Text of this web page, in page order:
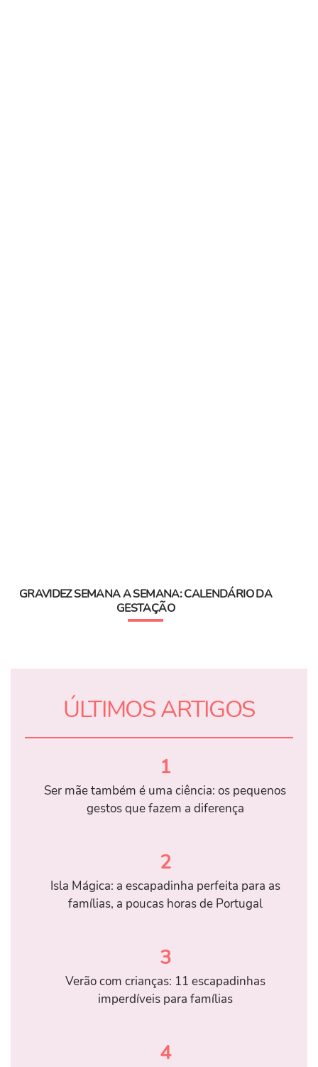
GRAVIDEZ SEMANA A SEMANA: CALENDÁRIO DA
GESTAÇÃO
ÚLTIMOS ARTIGOS
1
Ser mãe também é uma ciência: os pequenos
gestos que fazem a diferença
2
Isla Mágica: a escapadinha perfeita para as
famílias, a poucas horas de Portugal
3
Verão com crianças: 11 escapadinhas
imperdíveis para famílias
4